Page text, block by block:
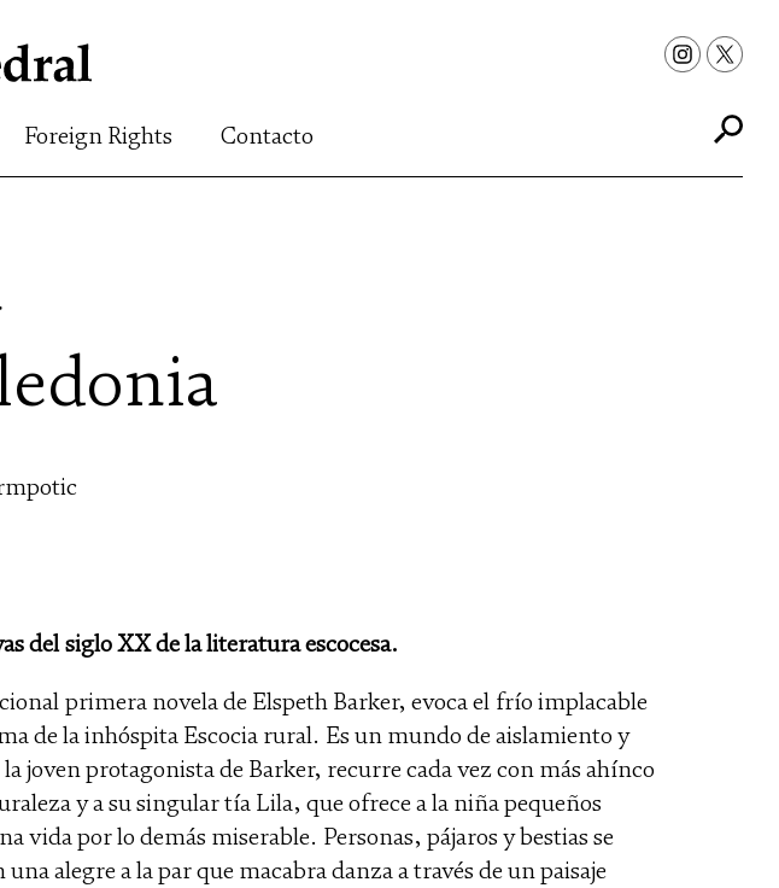
Foreign Rights Contacto
del siglo XX de la literatura escocesa.
primera novela de Elspeth Barker, evoca el frío implacable
de la inhóspita Escocia rural. Es un mundo de aislamiento y
joven protagonista de Barker, recurre cada vez con más ahínco
y a su singular tía Lila, que ofrece a la niña pequeños
vida por lo demás miserable. Personas, pájaros y bestias se
alegre a la par que macabra danza a través de un paisaje